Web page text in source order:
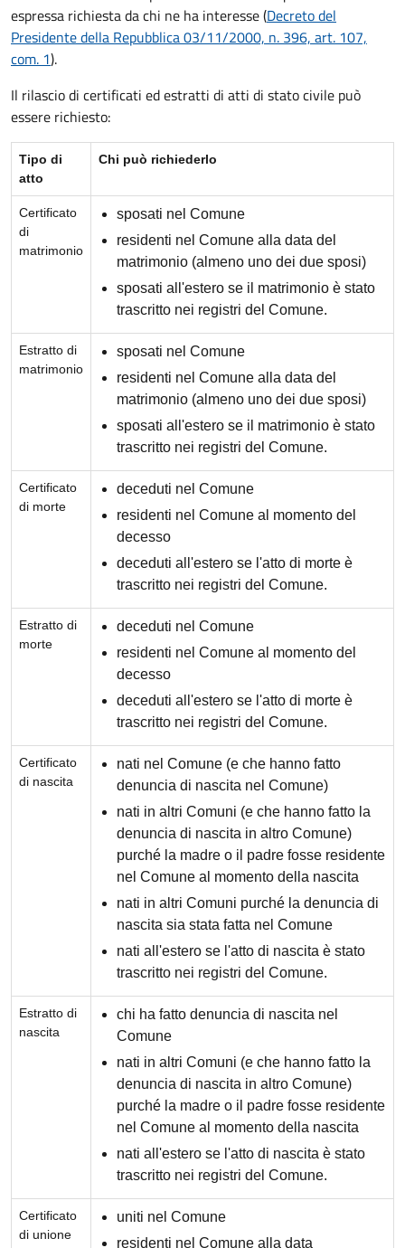
espressa richiesta da chi ne ha interesse (Decreto del
Presidente della Repubblica 03/11/2000, n. 396, art. 107,
com. 1).
Il rilascio di certificati ed estratti di atti di stato civile può
essere richiesto:
Tipo di
atto
Chi può richiederlo
Certificato
di
matrimonio
sposati nel Comune
residenti nel Comune alla data del
matrimonio (almeno uno dei due sposi)
sposati all'estero se il matrimonio è stato
trascritto nei registri del Comune.
Estratto di
matrimonio
sposati nel Comune
residenti nel Comune alla data del
matrimonio (almeno uno dei due sposi)
sposati all'estero se il matrimonio è stato
trascritto nei registri del Comune.
Certificato
di morte
deceduti nel Comune
residenti nel Comune al momento del
decesso
deceduti all'estero se l'atto di morte è
trascritto nei registri del Comune.
Estratto di
morte
deceduti nel Comune
residenti nel Comune al momento del
decesso
deceduti all'estero se l'atto di morte è
trascritto nei registri del Comune.
Certificato
di nascita
nati nel Comune (e che hanno fatto
denuncia di nascita nel Comune)
nati in altri Comuni (e che hanno fatto la
denuncia di nascita in altro Comune)
purché la madre o il padre fosse residente
nel Comune al momento della nascita
nati in altri Comuni purché la denuncia di
nascita sia stata fatta nel Comune
nati all'estero se l'atto di nascita è stato
trascritto nei registri del Comune.
Estratto di
nascita
chi ha fatto denuncia di nascita nel
Comune
nati in altri Comuni (e che hanno fatto la
denuncia di nascita in altro Comune)
purché la madre o il padre fosse residente
nel Comune al momento della nascita
nati all'estero se l'atto di nascita è stato
trascritto nei registri del Comune.
Certificato
di unione
uniti nel Comune
residenti nel Comune alla data